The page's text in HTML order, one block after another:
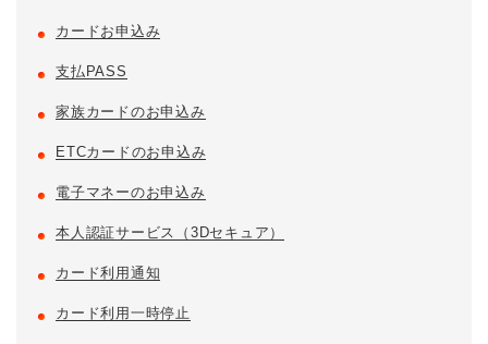
カードお申込み
支払PASS
家族カードのお申込み
ETCカードのお申込み
電子マネーのお申込み
本人認証サービス（3Dセキュア）
カード利用通知
カード利用一時停止